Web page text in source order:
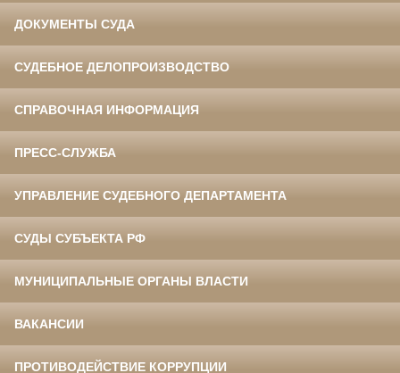
ДОКУМЕНТЫ СУДА
СУДЕБНОЕ ДЕЛОПРОИЗВОДСТВО
СПРАВОЧНАЯ ИНФОРМАЦИЯ
ПРЕСС-СЛУЖБА
УПРАВЛЕНИЕ СУДЕБНОГО ДЕПАРТАМЕНТА
СУДЫ СУБЪЕКТА РФ
МУНИЦИПАЛЬНЫЕ ОРГАНЫ ВЛАСТИ
ВАКАНСИИ
ПРОТИВОДЕЙСТВИЕ КОРРУПЦИИ